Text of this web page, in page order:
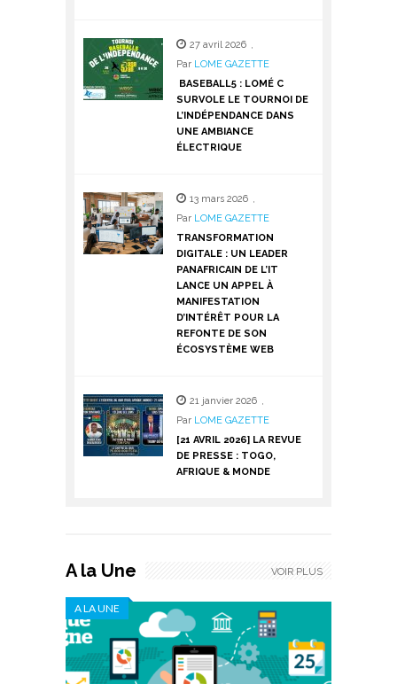
27 avril 2026 ,
Par LOME GAZETTE
BASEBALL5 : LOMÉ C
SURVOLE LE TOURNOI DE
L’INDÉPENDANCE DANS
UNE AMBIANCE
ÉLECTRIQUE
13 mars 2026 ,
Par LOME GAZETTE
TRANSFORMATION
DIGITALE : UN LEADER
PANAFRICAIN DE L’IT
LANCE UN APPEL À
MANIFESTATION
D’INTÉRÊT POUR LA
REFONTE DE SON
ÉCOSYSTÈME WEB
21 janvier 2026 ,
Par LOME GAZETTE
[21 AVRIL 2026] LA REVUE
DE PRESSE : TOGO,
AFRIQUE & MONDE
A la Une
A LA UNE
VOIR PLUS